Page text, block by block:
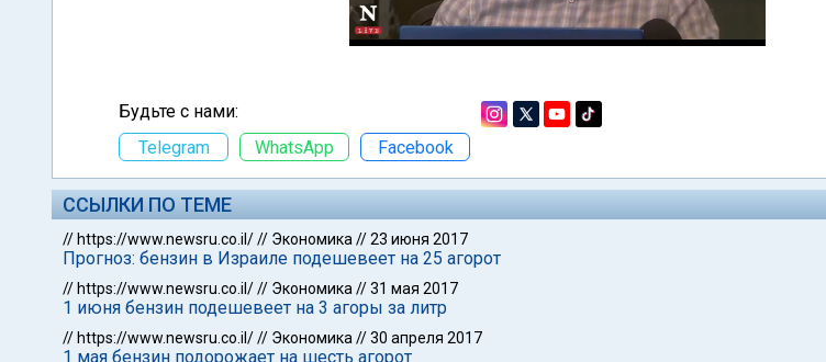
Будьте с нами:
Telegram
WhatsApp Facebook
ССЫЛКИ ПО ТЕМЕ
// https://www.newsru.co.il/// Экономика //23 июня 2017
Прогноз: бензин в Израиле подешевеет на 25 агорот
// https://www.newsru.co.il/// Экономика //31 мая 2017
1 июня бензин подешевеет на 3 агоры за литр
// https://www.newsru.co.il/// Экономика //30 апреля 2017
1 мая бензин подорожает на шесть агорот